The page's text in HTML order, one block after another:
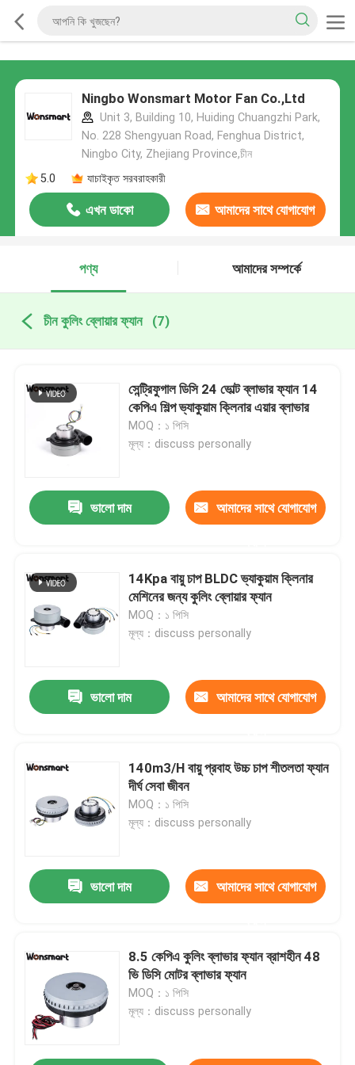
Ningbo Wonsmart Motor Fan Co.,Ltd
Unit 3, Building 10, Huiding Chuangzhi Park,
No. 228 Shengyuan Road, Fenghua District,
Ningbo City, Zhejiang Province,চীন
5.0
যাচাইকৃত সরবরাহকারী
এখন ডাকো আমাদের সাথে যোগাযোগ
পণ্য
আমাদের সম্পর্কে
চীন কুলিং ব্লোয়ার ফ্যান (7)
সেন্ট্রিফুগাল ডিসি 24 ভোল্ট ব্লাভার ফ্যান 14
কেপিএ শিল্প ভ্যাকুয়াম ক্লিনার এয়ার ব্লাভার
MOQ：১ পিসি
মূল্য：discuss personally
ভালো দাম আমাদের সাথে যোগাযোগ
14Kpa বায়ু চাপ BLDC ভ্যাকুয়াম ক্লিনার
মেশিনের জন্য কুলিং ব্লোয়ার ফ্যান
MOQ：১ পিসি
মূল্য：discuss personally
ভালো দাম আমাদের সাথে যোগাযোগ
140m3/H বায়ু প্রবাহ উচ্চ চাপ শীতলতা ফ্যান
দীর্ঘ সেবা জীবন
MOQ：১ পিসি
মূল্য：discuss personally
ভালো দাম আমাদের সাথে যোগাযোগ
8.5 কেপিএ কুলিং ব্লাভার ফ্যান ব্রাশহীন 48
ভি ডিসি মোটর ব্লাভার ফ্যান
MOQ：১ পিসি
মূল্য：discuss personally